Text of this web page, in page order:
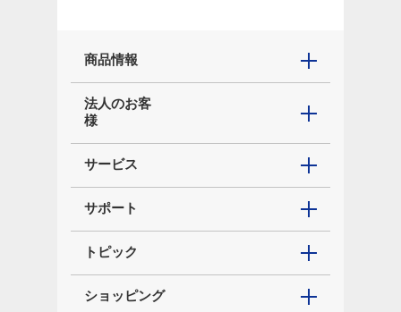
商品情報
法人のお客
様
サービス
サポート
トピック
ショッピング